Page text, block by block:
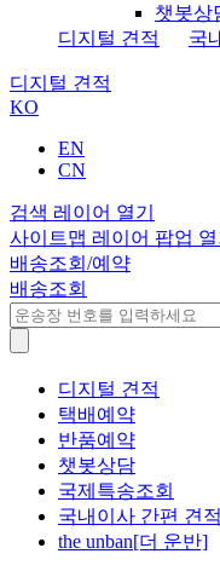
챗봇상
디지털 견적
국
디지털 견적
KO
EN
CN
검색 레이어 열기
사이트맵 레이어 팝업 열
배송조회/예약
배송조회
디지털 견적
택배예약
반품예약
챗봇상담
국제특송조회
국내이사 간편 견적
the unban[더 운반]